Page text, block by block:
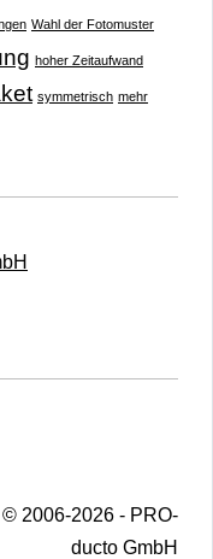
Wahl der Fotomuster
hoher Zeitaufwand
symmetrisch mehr
2006-2026 - PRO-
ducto GmbH